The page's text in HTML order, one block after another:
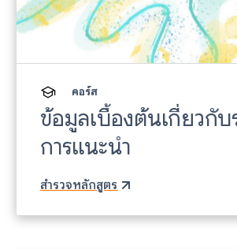
คอร์ส
ข้อมูลเบื้องต้นเกี่ยวกับ
การแนะนำ
สำรวจหลักสูตร